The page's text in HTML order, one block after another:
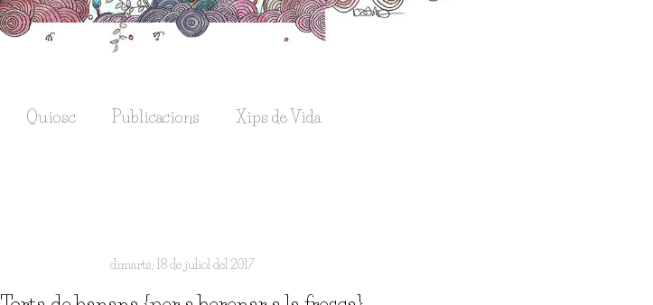
Quiosc Publicacions Xips de Vida
dimarts, 18 de juliol del 2017